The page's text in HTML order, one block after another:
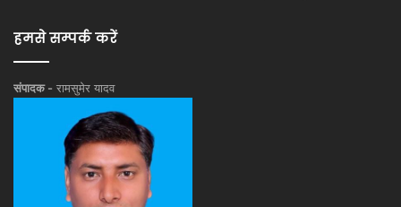
हमसे सम्पर्क करें
संपादक - रामसुमेर यादव